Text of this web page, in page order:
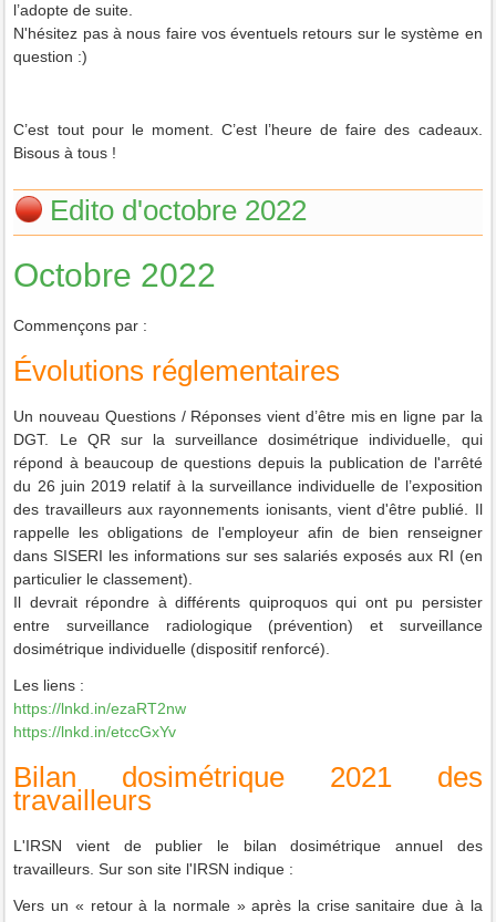
l’adopte de suite.
N'hésitez pas à nous faire vos éventuels retours sur le système en
question :)
C’est tout pour le moment. C’est l’heure de faire des cadeaux.
Bisous à tous !
Edito d'octobre 2022
Octobre 2022
Commençons par :
Évolutions réglementaires
Un nouveau Questions / Réponses vient d’être mis en ligne par la
DGT. L e QR sur la surveillance dosimétrique individuelle, qui
répond à beaucoup de questions depuis la publication de l'arrêté
du 26 juin 2019 relatif à la surveillance individuelle de l’exposition
des travailleurs aux rayonnements ionisants, vient d'être publié. Il
rappelle les obligations de l'employeur afin de bien renseigner
dans SISERI les informations sur ses salariés exposés aux RI (en
particulier le classement).
Il devrait répondre à différents quiproquos qui ont pu persister
entre surveillance radiologique (prévention) et surveillance
dosimétrique individuelle (dispositif renforcé).
Les liens :
https://lnkd.in/ezaRT2nw
https://lnkd.in/etccGxYv
Bilan dosimétrique 2021 des
travailleurs
L'IRSN vient de publier le bilan dosimétrique annuel des
travailleurs.Sur son site l'IRSN indique :
Vers un « retour à la normale » après la crise sanitaire due à la